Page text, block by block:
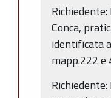
Conca,
identificata
mapp.222 e